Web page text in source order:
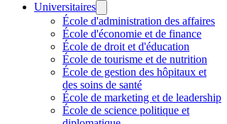
Universitaires
École d'administration des affaires
École d'économie et de finance
École de droit et d'éducation
École de tourisme et de nutrition
École de gestion des hôpitaux et
des soins de santé
École de marketing et de leadership
École de science politique et